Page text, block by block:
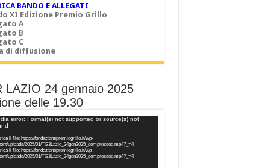
BANDO E ALLEGATI
XI Edizione Premio Grillo
A
B
C
di diffusione
LAZIO 24 gennaio 2025
delle 19.30
error: Format(s) not supported or source(s) not
il file: https://fondazionepremiogrillo.it/wp-
uploads/2025/01/TG3Lazio_24gen2025_compressed.mp4?_=4
il file: https://fondazionepremiogrillo.it/wp-
uploads/2025/01/TG3Lazio_24gen2025_compressed.mp4?_=4